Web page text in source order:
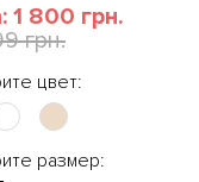
1 800 грн.
грн.
цвет:
размер: